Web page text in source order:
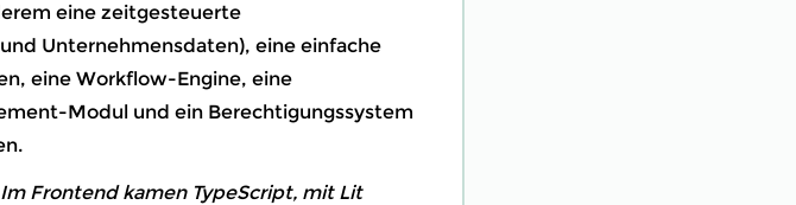
eine zeitgesteuerte
Unternehmensdaten), eine einfache
eine Workflow-Engine, eine
Modul und ein Berechtigungssystem
Frontend kamen TypeScript, mit Lit